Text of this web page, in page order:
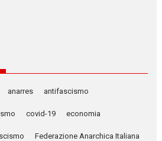
anarres antifascismo
covid-19 economia
Federazione Anarchica Italiana